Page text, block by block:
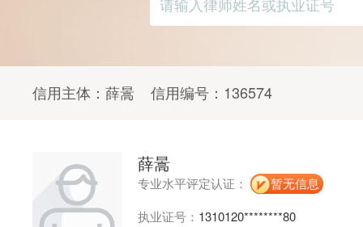
信用主体： 薛暠 信用编号： 136574
薛暠
专业水平评定认证：
暂无信息
执业证号： 1310120********80